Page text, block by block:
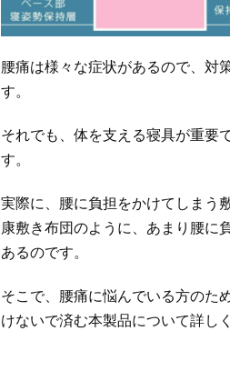
腰痛は様々な症状があるので、対
す。
それでも、体を支える寝具が重要
す。
実際に、腰に負担をかけてしまう
康敷き布団のように、あまり腰に
あるのです。
そこで、腰痛に悩んでいる方のた
けないで済む本製品について詳し